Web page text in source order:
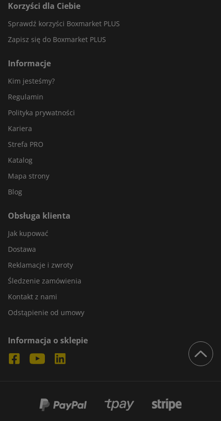
Korzyści dla Ciebie
Sprawdź korzyści Boxmarket PLUS
Zapisz się do Boxmarket PLUS
Informacje
Kim jesteśmy?
Regulamin
Polityka prywatności
Kariera
Strefa PRO
Katalog
Mapa strony
Blog
Obsługa klienta
Jak kupować
Dostawa
Reklamacje i zwroty
Śledzenie zamówienia
Kontakt z nami
Odstąpienie od umowy
Informacja o sklepie